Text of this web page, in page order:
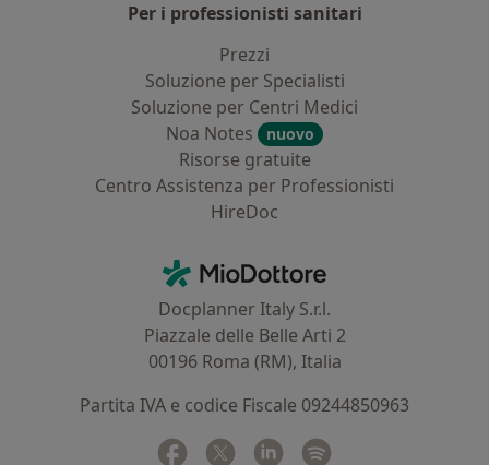
Per i professionisti sanitari
Prezzi
Soluzione per Specialisti
Soluzione per Centri Medici
Noa Notes
nuovo
Risorse gratuite
Centro Assistenza per Professionisti
HireDoc
MioDottore - Homepage
Docplanner Italy S.r.l.
Piazzale delle Belle Arti 2
00196 Roma (RM), Italia
Partita IVA e codice Fiscale 09244850963
Facebook
si apre in una nuova scheda
Twitter
si apre in una nuova scheda
Linkedin
si apre in una nuova